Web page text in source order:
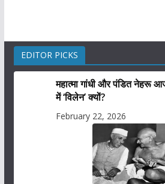
EDITOR PICKS
महात्मा गांधी और पंडित नेहरू
में ‘विलेन’ क्यों?
February 22, 2026